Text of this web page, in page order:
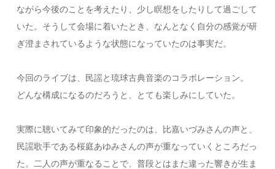
ながら今後のことを考えたり、少し瞑想をしたりして過ごして
いた。そうして会場に着いたとき、なんとなく自分の感覚が研
ぎ澄まされているような状態になっていたのは事実だ。
今回のライブは、民謡と琉球古典音楽のコラボレーション。
どんな構成になるのだろうと、とても楽しみにしていた。
実際に聴いてみて印象的だったのは、比嘉いづみさんの声と、
民謡歌手である桜庭あゆみさんの声が重なっていくところだっ
た。二人の声が重なることで、普段とはまた違った響きが生ま